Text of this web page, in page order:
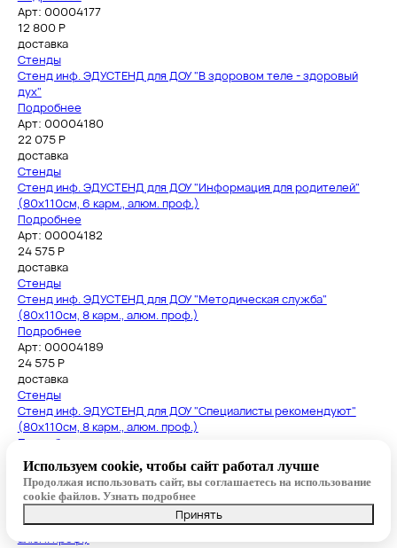
Арт: 00004177
12 800Р
доставка
Стенды
Стенд инф. ЭДУСТЕНД для ДОУ "В здоровом теле - здоровый
дух"
Подробнее
Арт: 00004180
22 075Р
доставка
Стенды
Стенд инф. ЭДУСТЕНД для ДОУ "Информация для родителей"
(80х110см, 6 карм., алюм. проф.)
Подробнее
Арт: 00004182
24 575Р
доставка
Стенды
Стенд инф. ЭДУСТЕНД для ДОУ "Методическая служба"
(80х110см, 8 карм., алюм. проф.)
Подробнее
Арт: 00004189
24 575Р
доставка
Стенды
Стенд инф. ЭДУСТЕНД для ДОУ "Специалисты рекомендуют"
(80х110см, 8 карм., алюм. проф.)
Подробнее
Арт: 00004179
22 075Р
доставка
Стенды
Стенд инф. ЭДУСТЕНД для ДОУ "Игротека" (80х110см, 6 карм.,
алюм. проф.)
Используем cookie, чтобы сайт работал лучше
Продолжая использовать сайт, вы соглашаетесь на использование
cookie файлов.Узнать подробнее
Принять